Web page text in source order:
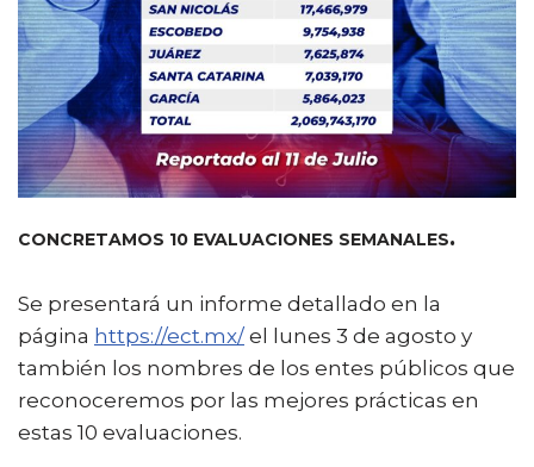
CONCRETAMOS 10 EVALUACIONES SEMANALES.
Se presentará un informe detallado en la
página https://ect.mx/el lunes 3 de agosto y
también los nombres de los entes públicos que
reconoceremos por las mejores prácticas en
estas 10 evaluaciones.